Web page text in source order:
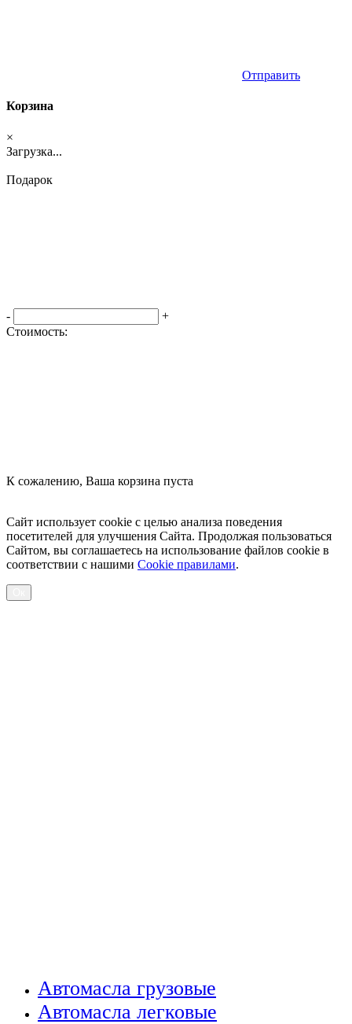
Отправить
Корзина
×
Загрузка...
Подарок
-
+
Стоимость:
К сожалению, Ваша корзина пуста
Сайт использует cookie с целью анализа поведения
посетителей для улучшения Сайта. Продолжая пользоваться
Сайтом, вы соглашаетесь на использование файлов cookie в
соответствии с нашими Cookiе правилами.
Автомасла грузовые
Автомасла легковые